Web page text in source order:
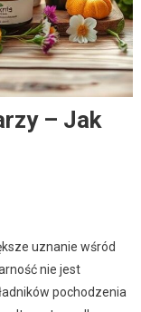
– Jak
uznanie wśród
nie jest
pochodzenia